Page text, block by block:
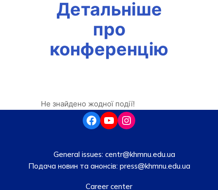
Детальніше
про
конференцію
Не знайдено жодної події!
General issues: centr@khmnu.edu.ua
Подача новин та анонсів:press@khmnu.edu.ua
Career center